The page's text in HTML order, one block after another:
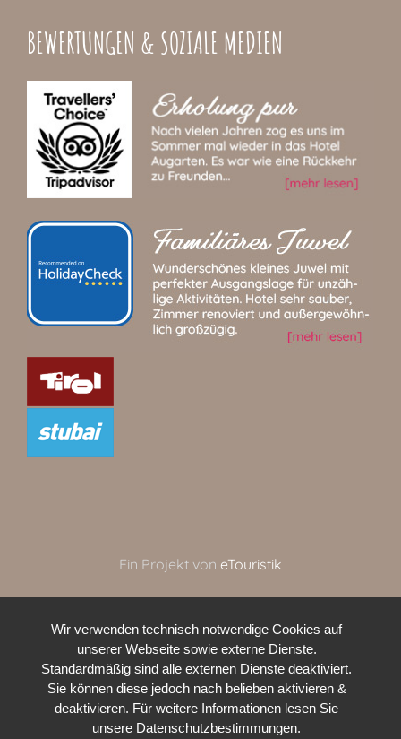
BEWERTUNGEN & SOZIALE MEDIEN
Ein Projekt von eTouristik
Wir verwenden technisch notwendige Cookies auf
unserer Webseite sowie externe Dienste.
Standardmäßig sind alle externen Dienste deaktiviert.
Sie können diese jedoch nach belieben aktivieren &
deaktivieren. Für weitere Informationen lesen Sie
unsere Datenschutzbestimmungen.